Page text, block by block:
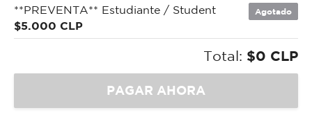
**PREVENTA** Estudiante / Student
$5.000 CLP
Agotado
Total: $0 CLP